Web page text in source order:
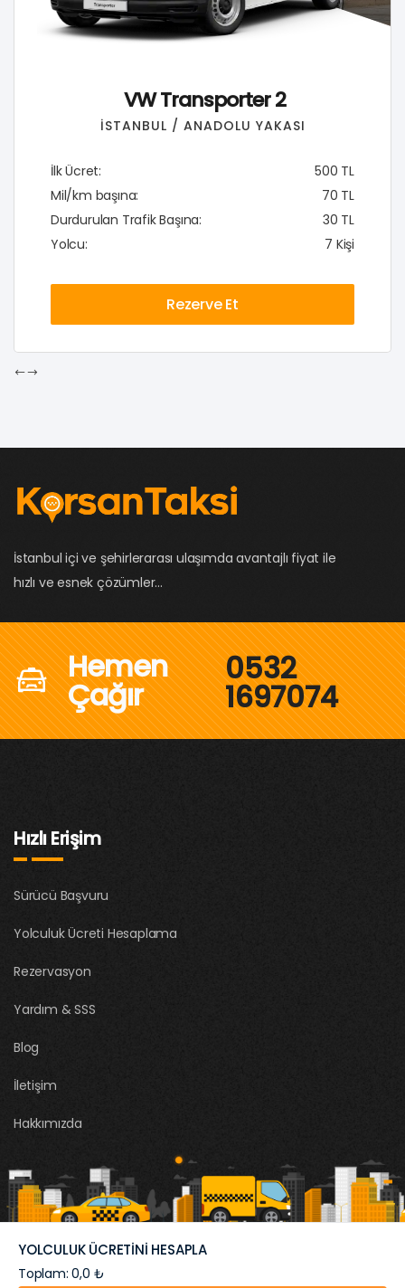
VW Transporter 2
İSTANBUL / ANADOLU YAKASI
İlk Ücret:
500 TL
Mil/km başına:
70 TL
Durdurulan Trafik Başına:
30 TL
Yolcu:
7 Kişi
Rezerve Et
İstanbul içi ve şehirlerarası ulaşımda avantajlı fiyat ile
hızlı ve esnek çözümler...
Hemen
Çağır
0532
1697074
Hızlı Erişim
Sürücü Başvuru
Yolculuk Ücreti Hesaplama
Rezervasyon
Yardım & SSS
Blog
İletişim
Hakkımızda
©Korsantaksi.com
Sürücü BaşvuruYolculuk Ücreti Hesaplama
YOLCULUK ÜCRETİNİ HESAPLA
Toplam: 0,0 ₺